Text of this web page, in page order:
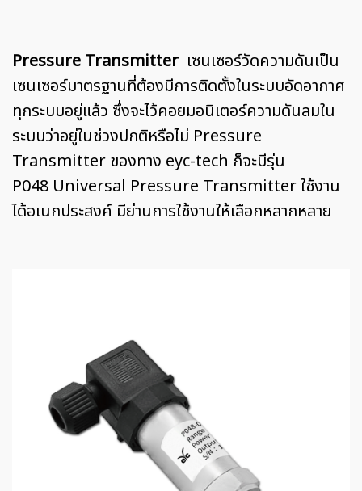
Pressure Transmitter เซนเซอร์วัดความดันเป็น
เซนเซอร์มาตรฐานที่ต้องมีการติดตั้งในระบบอัดอากาศ
ทุกระบบอยู่แล้ว ซึ่งจะไว้คอยมอนิเตอร์ความดันลมใน
ระบบว่าอยู่ในช่วงปกติหรือไม่ Pressure
Transmitter ของทาง eyc-tech ก็จะมีรุ่น
P048 Universal Pressure Transmitter ใช้งาน
ได้อเนกประสงค์ มีย่านการใช้งานให้เลือกหลากหลาย